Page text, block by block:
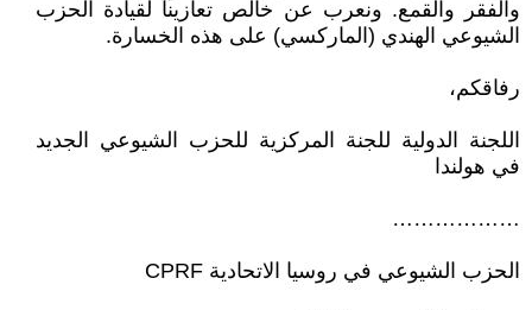
والفقر والقمع. ونعرب عن خالص تعازينا لقيادة الحزب
الشيوعي الهندي (الماركسي) على هذه الخسارة.
رفاقكم،
اللجنة الدولية للجنة المركزية للحزب الشيوعي الجديد
في هولندا
………………
الحزب الشيوعي في روسيا الاتحادية CPRF